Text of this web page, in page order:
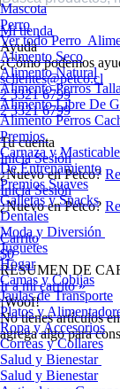
Mi tienda
Ayuda
¿Cómo podemos
sclientes@petco.cl
2 3321 6799
2 3321 6799
Tu cuenta
Inicia Sesión
¿Nuevo en Petco?
Inicia Sesión
¿Nuevo en Petco?
Carrito
$0
RESUMEN DE
Ir a mi carrito »
¡Woof!
No tíenes artículos
agrega algo para
Mascota
Perro
Ver todo Perro
Alimento Seco
Alimento Natural
Alimento Perros
Alimento Libre De
Alimento Perros
Premios
Carnaza y
De Entrenamiento
Premios Suaves
Galletas y Snacks
Dentales
Moda y Diversión
Juguetes
Hogar
Camas y Cobijas
Jaulas de Transporte
Platos y
Ropa y Accesorios
Correas y Collares
Salud y Bienestar
Salud y Bienestar